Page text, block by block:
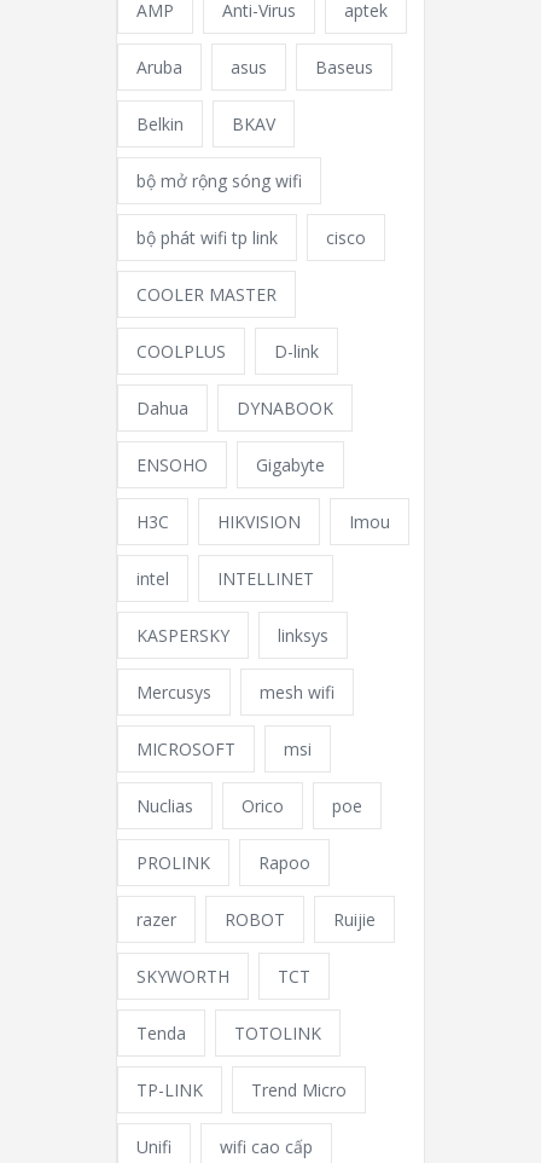
AMP Anti-Virus aptek
Aruba asus Baseus
Belkin BKAV
bộ mở rộng sóng wifi
bộ phát wifi tp link cisco
COOLER MASTER
COOLPLUS D-link
Dahua DYNABOOK
ENSOHO Gigabyte
H3C HIKVISION Imou
intel INTELLINET
KASPERSKY linksys
Mercusys mesh wifi
MICROSOFT msi
Nuclias Orico poe
PROLINK Rapoo
razer ROBOT Ruijie
SKYWORTH TCT
Tenda TOTOLINK
TP-LINK Trend Micro
Unifi wifi cao cấp